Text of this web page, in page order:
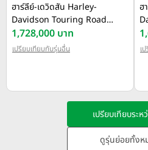
ฮาร์ลีย์-เดวิดสัน Harley-
Davidson Touring Road
Glide ปี 2025
1,728,000 บาท
เปรียบเทียบกับรุ่นอื่น
ฮ
เ
เปรียบเทียบระ
ดูรุ่นย่อยทั้งห